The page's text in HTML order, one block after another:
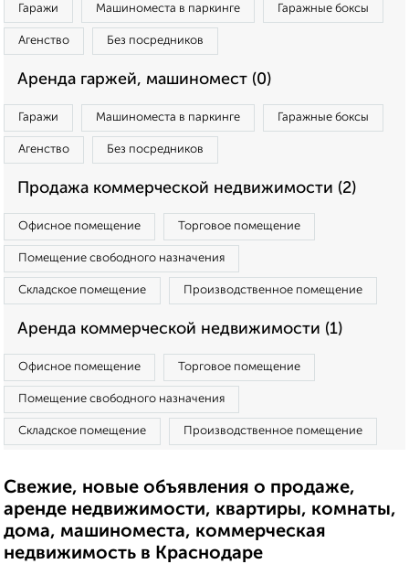
Гаражи Машиноместа в паркинге Гаражные боксы
Агенство Без посредников
Аренда гаржей, машиномест (0)
Гаражи Машиноместа в паркинге Гаражные боксы
Агенство Без посредников
Продажа коммерческой недвижимости (2)
Офисное помещение Торговое помещение
Помещение свободного назначения
Складское помещение Производственное помещение
Аренда коммерческой недвижимости (1)
Офисное помещение Торговое помещение
Помещение свободного назначения
Складское помещение Производственное помещение
Свежие, новые объявления о продаже,
аренде недвижимости, квартиры, комнаты,
дома, машиноместа, коммерческая
недвижимость в Краснодаре